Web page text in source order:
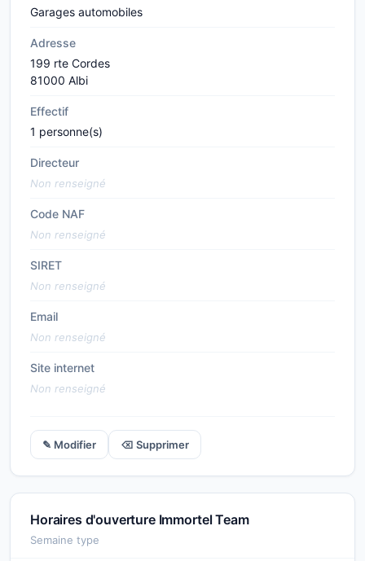
Garages automobiles
Adresse
199 rte Cordes
81000 Albi
Effectif
1 personne(s)
Directeur
Non renseigné
Code NAF
Non renseigné
SIRET
Non renseigné
Email
Non renseigné
Site internet
Non renseigné
✎ Modifier ⌫ Supprimer
Horaires d'ouverture Immortel Team
Semaine type